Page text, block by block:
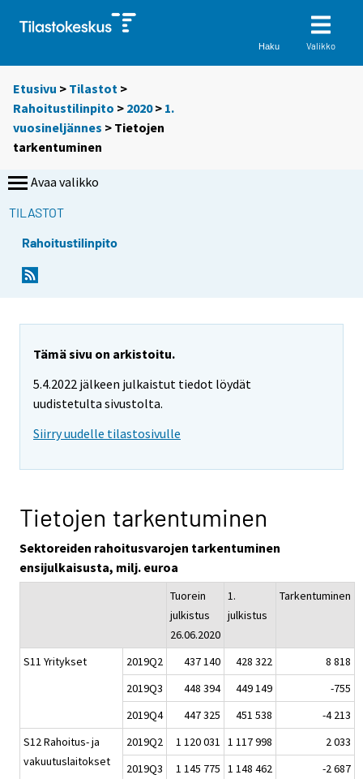
Haku Valikko
Etusivu > Tilastot >
Rahoitustilinpito > 2020> 1.
vuosineljännes > Tietojen
tarkentuminen
Avaa valikko
TILASTOT
Rahoitustilinpito
Tämä sivu on arkistoitu.
5.4.2022 jälkeen julkaistut tiedot löydät
uudistetulta sivustolta.
Siirry uudelle tilastosivulle
Tietojen tarkentuminen
Sektoreiden rahoitusvarojen tarkentuminen
ensijulkaisusta, milj. euroa
Tuorein
julkistus
26.06.2020
1.
julkistus
Tarkentuminen
S11 Yritykset 2019Q2 437 140 428 322
8 818
2019Q3
448 394 449 149
-755
2019Q4
447 325 451 538
-4 213
S12 Rahoitus- ja
vakuutuslaitokset
2019Q2 1 120 031 1 117 998
2 033
2019Q3
1 145 775 1 148 462
-2 687